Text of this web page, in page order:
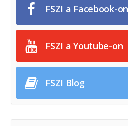
FSZI a Facebook-on
FSZI a Youtube-on
FSZI Blog